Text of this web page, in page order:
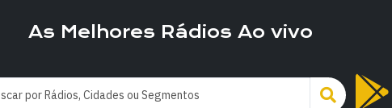
As Melhores Rádios Ao vivo